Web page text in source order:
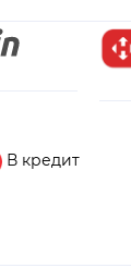
В кредит